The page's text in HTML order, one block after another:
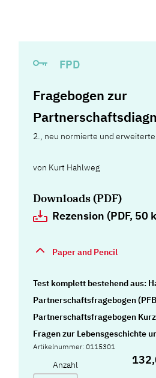
FPD
Fragebogen zur
2., neu normierte und
von Kurt Hahlweg
Downloads (PDF)
Rezension (PDF, 50
Paper and Pencil
Test komplett bestehend aus:
Partnerschaftsfragebogen
Partnerschaftsfragebogen
Fragen zur Lebensgeschichte
Revision (FLP-R), 5
I), 5 Problemliste II -
Artikelnummer: 0115301
Anzahl